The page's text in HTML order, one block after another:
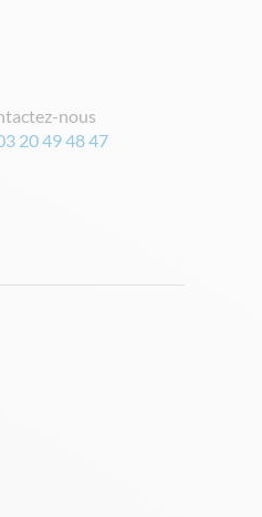
nous
20 49 48 47